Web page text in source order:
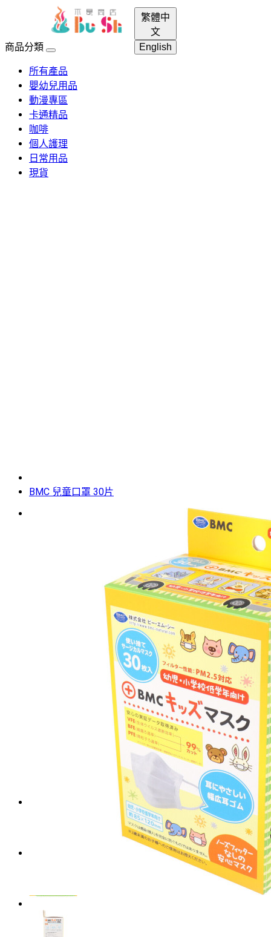
繁體中
文
English
商品分類
所有產品
嬰幼兒用品
動漫專區
卡通精品
咖啡
個人護理
日常用品
現貨
BMC 兒童口罩 30片